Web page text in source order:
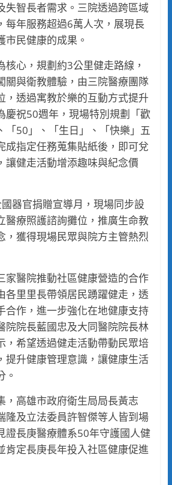
失智長者需求。三院透過跨區域
每年服務超過6萬人次，展現長
市民健康的成果。
核心，規劃約3公里健走路線，
關與衛教體驗，由三院醫療團隊
，透過寓教於樂的互動方式提升
慶祝50週年，現場特別規劃「歡
「50」、「生日」、「快樂」五
成指定任務蒐集貼紙後，即可兌
讓健走活動增添趣味與紀念價
器官捐贈宣導月，現場同步設
醫療照護諮詢攤位，推廣生命教
，獲得現場民眾與院方主管熱烈
家醫院推動社區健康營造的合作
各里里長帶領居民踴躍健走，透
合作，進一步強化在地健康支持
院院長藍國忠及大同醫院院長林
，希望透過健走活動帶動民眾培
提升健康管理意識，讓健康生活
。
，高雄市政府衛生局局長黃志
隆及立法委員許智傑等人皆到場
證長庚醫療體系50年守護國人健
肯定長庚長年投入社區健康促進